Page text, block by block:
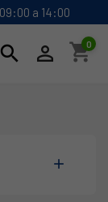
a 14:00
search  shopping_cart
0
